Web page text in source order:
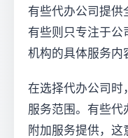
有些代办公司提供
有些则只专注于公
机构的具体服务内
在选择代办公司时
服务范围。有些代
附加服务提供，这